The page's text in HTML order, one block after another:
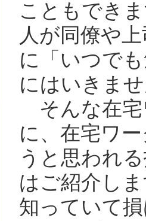
こともでき
人が同僚や
に「いつで
にはいきま
そんな在宅
に、在宅ワ
うと思われ
はご紹介し
知っていて